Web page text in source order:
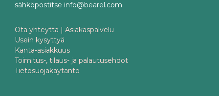
sähköpostitse info@bearel.com
Ota yhteyttä | Asiakaspalvelu
Usein kysyttyä
Kanta-asiakkuus
Toimitus-, tilaus- ja palautusehdot
Tietosuojakäytäntö